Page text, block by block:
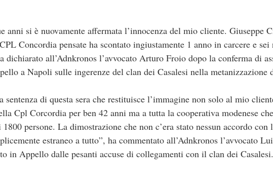
anni si è nuovamente affermata l’innocenza del mio cliente. Giuseppe
Concordia pensate ha scontato ingiustamente 1 anno in carcere e
dichiarato all’Adnkronos l’avvocato Arturo Froio dopo la conferma di
a Napoli sulle ingerenze del clan dei Casalesi nella metanizzazione
sentenza di questa sera che restituisce l’immagine non solo al mio
Cpl Corcordia per ben 42 anni ma a tutta la cooperativa modenese
persone. La dimostrazione che non c’era stato nessun accordo
estraneo a tutto”, ha commentato all’Adnkronos l’avvocato
in Appello dalle pesanti accuse di collegamenti con il clan dei Casalesi.